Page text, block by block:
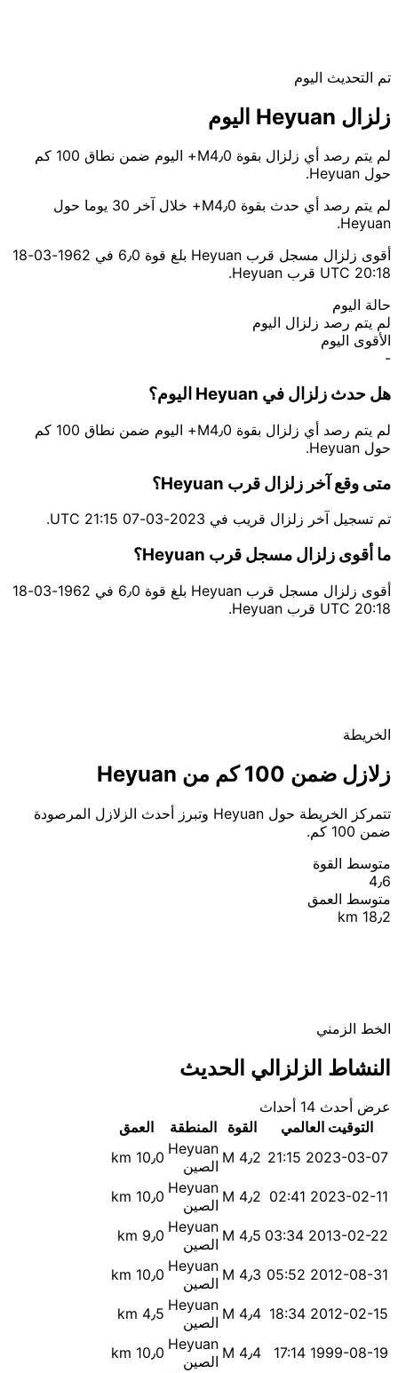
تم التحديث اليوم
زلزال Heyuan اليوم
لم يتم رصد أي زلزال بقوة M4٫0+ اليوم ضمن نطاق 100 كم
حول Heyuan.
لم يتم رصد أي حدث بقوة M4٫0+ خلال آخر 30 يوما حول
Heyuan.
أقوى زلزال مسجل قرب Heyuan بلغ قوة 6٫0 في 1962-03-18
20:18 UTC قرب Heyuan.
حالة اليوم
لم يتم رصد زلزال اليوم
الأقوى اليوم
-
هل حدث زلزال في Heyuan اليوم؟
لم يتم رصد أي زلزال بقوة M4٫0+ اليوم ضمن نطاق 100 كم
حول Heyuan.
متى وقع آخر زلزال قرب Heyuan؟
تم تسجيل آخر زلزال قريب في 2023-03-07 21:15 UTC.
ما أقوى زلزال مسجل قرب Heyuan؟
أقوى زلزال مسجل قرب Heyuan بلغ قوة 6٫0 في 1962-03-18
20:18 UTC قرب Heyuan.
الخريطة
زلازل ضمن 100 كم من Heyuan
تتمركز الخريطة حول Heyuan وتبرز أحدث الزلازل المرصودة
ضمن 100 كم.
متوسط القوة
4٫6
متوسط العمق
18٫2 km
Leaflet
© OpenStreetMap contributors
الخط الزمني
النشاط الزلزالي الحديث
عرض أحدث 14 أحداث
التوقيت العالمي
القوة المنطقة
العمق
2023-03-07 21:15
M 4٫2 Heyuan
الصين
10٫0 km
2023-02-11 02:41 M 4٫2 Heyuan
الصين
10٫0 km
2013-02-22 03:34 M 4٫5 Heyuan
الصين
9٫0 km
2012-08-31 05:52 M 4٫3 Heyuan
الصين
10٫0 km
2012-02-15 18:34 M 4٫4 Heyuan
الصين
4٫5 km
1999-08-19 17:14 M 4٫4 Heyuan
الصين
10٫0 km